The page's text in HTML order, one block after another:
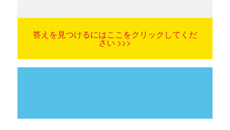
答えを見つけるにはここをクリックしてくだ
さい >>>